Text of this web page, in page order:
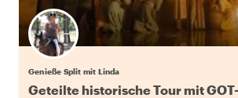
Genieße Split mit Linda
Geteilte historische Tour mit